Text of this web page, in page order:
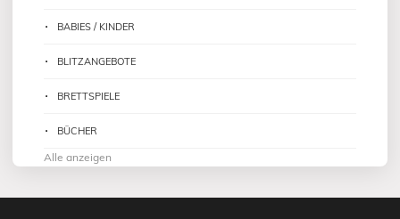
BABIES / KINDER
BLITZANGEBOTE
BRETTSPIELE
BÜCHER
Alle anzeigen